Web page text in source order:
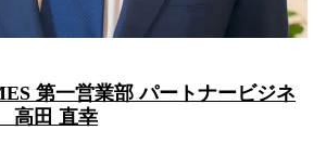
第一営業部 パートナービジネ
高田 直幸